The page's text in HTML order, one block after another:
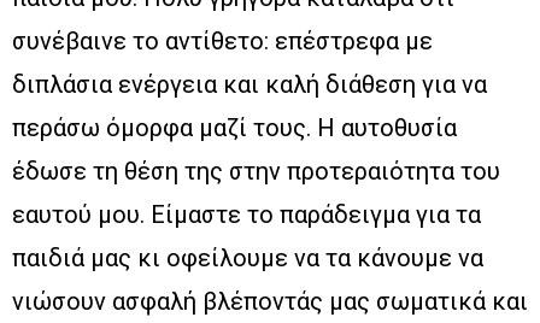
συνέβαινε το αντίθετο: επέστρεφα με
διπλάσια ενέργεια και καλή διάθεση για να
περάσω όμορφα μαζί τους. Η αυτοθυσία
έδωσε τη θέση της στην προτεραιότητα του
εαυτού μου. Είμαστε το παράδειγμα για τα
παιδιά μας κι οφείλουμε να τα κάνουμε να
νιώσουν ασφαλή βλέποντάς μας σωματικά και